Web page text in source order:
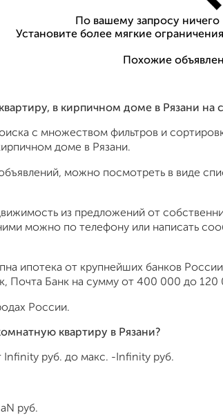
По вашему запросу
Установите более мягкие
Похожие
в кирпичном доме в Рязани на
с множеством фильтров и
доме в Рязани.
можно посмотреть в виде
из предложений от
можно по телефону или написать
ипотека от крупнейших банков
Почта Банк на сумму от 400 000 до
России.
квартиру в Рязани?
Infinity руб. до макс. -Infinity руб.
руб.